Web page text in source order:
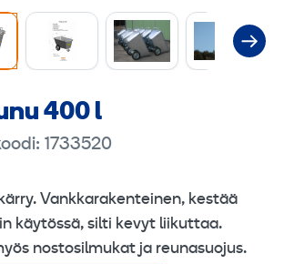
400 l
1733520
Vankkarakenteinen, kestää
käytössä, silti kevyt liikuttaa.
nostosilmukat ja reunasuojus.